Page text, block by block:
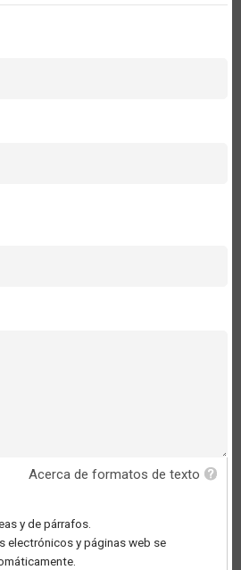
Acerca de formatos de texto
y de párrafos.
electrónicos y páginas web se